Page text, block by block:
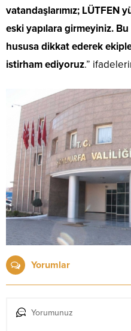
vatandaşlarımız; LÜTFEN
eski yapılara girmeyiniz.
hususa dikkat ederek
istirham ediyoruz.”
Yorumlar